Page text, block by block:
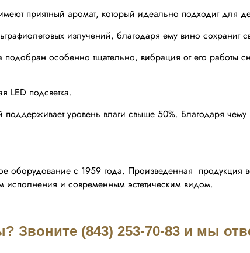
приятный аромат, который идеально подходит для
излучений, благодаря ему вино сохранит
особенно тщательно, вибрация от его
LED подсветка.
уровень влаги свыше 50%. Благодаря
оборудование с 1959 года. Произведенная продукция
исполнения и современным эстетическим видом.
Звоните (843) 253-70-83 и мы